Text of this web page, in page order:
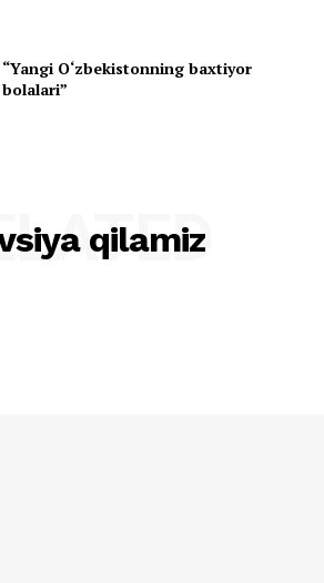
“Yangi O‘zbekistonning baxtiyor
bolalari”
qilamiz